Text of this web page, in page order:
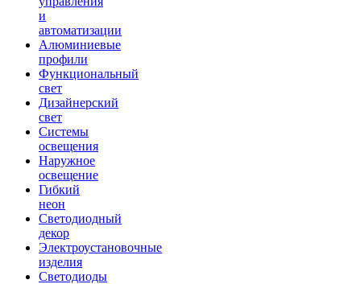
и
автоматизации
Алюминиевые
профили
Функциональный
свет
Дизайнерский
свет
Системы
освещения
Наружное
освещение
Гибкий
неон
Светодиодный
декор
Электроустановочные
изделия
Светодиоды